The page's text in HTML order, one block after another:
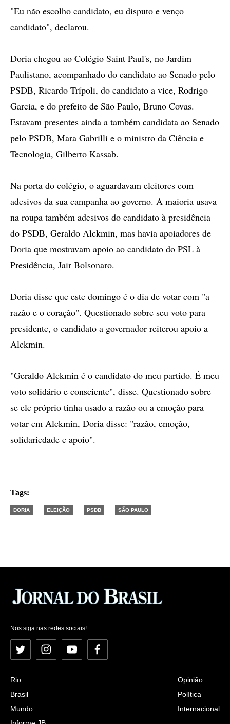
"Eu não escolho candidato, eu disputo e venço
candidato", declarou.
Doria chegou ao Colégio Saint Paul's, no Jardim
Paulistano, acompanhado do candidato ao Senado pelo
PSDB, Ricardo Trípoli, do candidato a vice, Rodrigo
Garcia, e do prefeito de São Paulo, Bruno Covas.
Estavam presentes ainda a também candidata ao Senado
pelo PSDB, Mara Gabrilli e o ministro da Ciência e
Tecnologia, Gilberto Kassab.
Na porta do colégio, o aguardavam eleitores com
adesivos da sua campanha ao governo. A maioria usava
na roupa também adesivos do candidato à presidência
do PSDB, Geraldo Alckmin, mas havia apoiadores de
Doria que mostravam apoio ao candidato do PSL à
Presidência, Jair Bolsonaro.
Doria disse que este domingo é o dia de votar com "a
razão e o coração". Questionado sobre seu voto para
presidente, o candidato a governador reiterou apoio a
Alckmin.
"Geraldo Alckmin é o candidato do meu partido. É meu
voto solidário e consciente", disse. Questionado sobre
se ele próprio tinha usado a razão ou a emoção para
votar em Alckmin, Doria disse: "razão, emoção,
solidariedade e apoio".
Tags:
DORIA | ELEIÇÃO | PSDB | SÃO PAULO
Nos siga nas redes sociais!
Twitter InstagramYouTubeFacebook
Rio
Brasil
Mundo
Opinião
Política
Internacional